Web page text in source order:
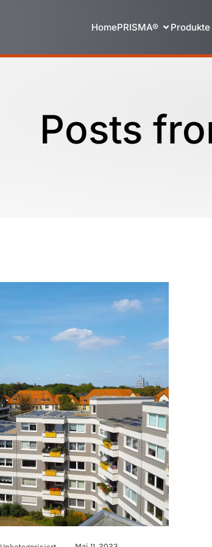
HomePRISMA® Produkte
Posts